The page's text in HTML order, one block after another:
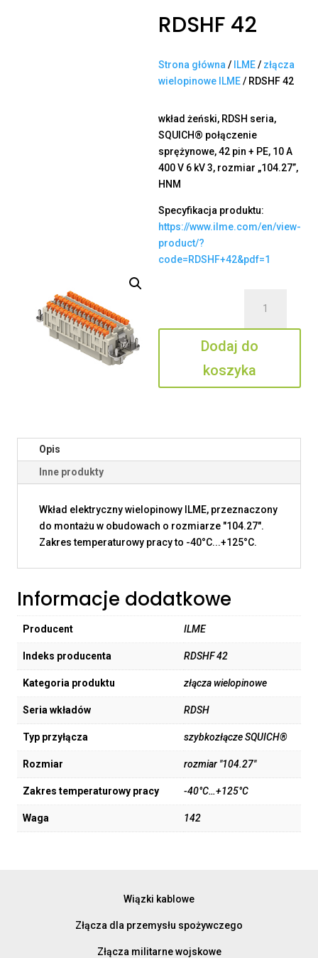
RDSHF 42
Strona główna / ILME/ złącza
wielopinowe ILME/ RDSHF 42
wkład żeński, RDSH seria,
SQUICH® połączenie
sprężynowe, 42 pin + PE, 10 A
400 V 6 kV 3, rozmiar „104.27”,
HNM
Specyfikacja produktu:
https://www.ilme.com/en/view-
product/?
code=RDSHF+42&pdf=1
RDSHF
42
Dodaj do
koszyka
Opis
Inne produkty
Wkład elektryczny wielopinowy ILME, przeznaczony
do montażu w obudowach o rozmiarze "104.27".
Zakres temperaturowy pracy to -40°C...+125°C.
Informacje dodatkowe
Producent ILME
Indeks producenta RDSHF 42
Kategoria produktu złącza wielopinowe
Seria wkładów RDSH
Typ przyłącza szybkozłącze SQUICH®
Rozmiar rozmiar "104.27"
Zakres temperaturowy pracy -40°C…+125°C
Waga 142
Wiązki kablowe
Złącza dla przemysłu spożywczego
Złącza militarne wojskowe